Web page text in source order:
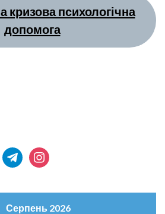
кризова психологічна
допомога
telegraminstagram
Серпень 2026